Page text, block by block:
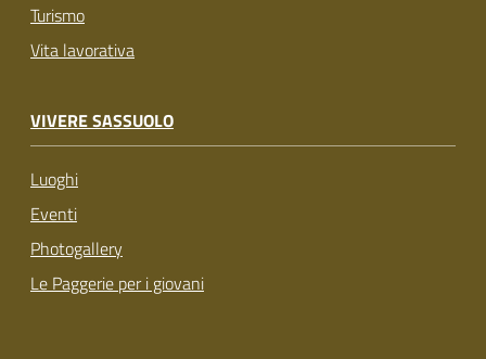
Turismo
Vita lavorativa
VIVERE SASSUOLO
Luoghi
Eventi
Photogallery
Le Paggerie per i giovani